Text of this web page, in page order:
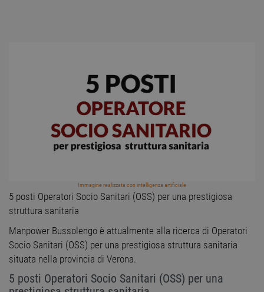
Immagine realizzata con intelligenza artificiale
5 posti Operatori Socio Sanitari (OSS) per una prestigiosa
struttura sanitaria
Manpower Bussolengo è attualmente alla ricerca di Operatori
Socio Sanitari (OSS) per una prestigiosa struttura sanitaria
situata nella provincia di Verona.
5 posti Operatori Socio Sanitari (OSS) per una